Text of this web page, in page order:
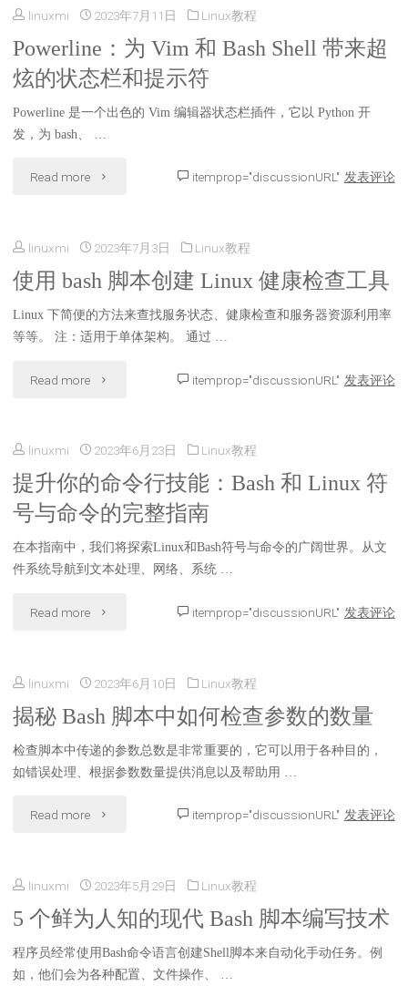
键"
级
的
Shell
艺
家"
Bash
脚
本
不
同？"
linuxmi 2023年7月11日 Linux教程
Powerline：为 Vim 和 Bash Shell 带来超
炫的状态栏和提示符
Powerline 是一个出色的 Vim 编辑器状态栏插件，它以 Python 开
发，为 bash、 …
Read more "Powerline：
Vim
和
Bash
炫
的
状
态
和
提
示
itemprop="discussionURL" 发表评论
linuxmi 2023年7月3日 Linux教程
使用 bash 脚本创建 Linux 健康检查工具
Linux 下简便的方法来查找服务状态、健康检查和服务器资源利用率
等等。 注：适用于单体架构。 通过 …
Read more "使
bash
脚
本
创
康
检
查
工
itemprop="discussionURL" 发表评论
linuxmi 2023年6月23日 Linux教程
提升你的命令行技能：Bash 和 Linux 符
号与命令的完整指南
在本指南中，我们将探索Linux和Bash符号与命令的广阔世界。从文
件系统导航到文本处理、网络、系统 …
Read more "提
你
的
命
和
itemprop="discussionURL" 发表评论
linuxmi 2023年6月10日 Linux教程
揭秘 Bash 脚本中如何检查参数的数量
检查脚本中传递的参数总数是非常重要的，它可以用于各种目的，
如错误处理、根据参数数量提供消息以及帮助用 …
Read more "揭
Bash
脚
本
itemprop="discussionURL" 发表评论
linuxmi 2023年5月29日 Linux教程
5 个鲜为人知的现代 Bash 脚本编写技术
程序员经常使用Bash命令语言创建Shell脚本来自动化手动任务。例
如，他们会为各种配置、文件操作、 …